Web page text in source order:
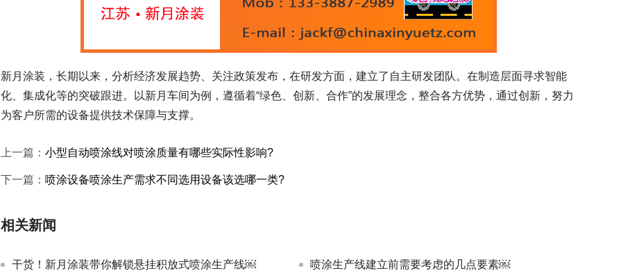
新月涂装，长期以来，分析经济发展趋势、关注政策发布，在研发方面，建立了自主研发团队。在制造层面寻求智能
化、集成化等的突破跟进。以新月车间为例，遵循着“绿色、创新、合作”的发展理念，整合各方优势，通过创新，努力
为客户所需的设备提供技术保障与支撑。
上一篇： 小型自动喷涂线对喷涂质量有哪些实际性影响?
下一篇： 喷涂设备喷涂生产需求不同选用设备该选哪一类?
相关新闻
干货！新月涂装带你解锁悬挂积放式喷涂生产线￼ 喷涂生产线建立前需要考虑的几点要素￼